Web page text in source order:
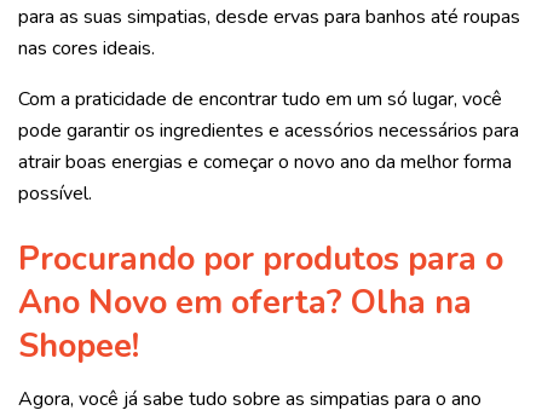
para as suas simpatias, desde ervas para banhos até roupas
nas cores ideais.
Com a praticidade de encontrar tudo em um só lugar, você
pode garantir os ingredientes e acessórios necessários para
atrair boas energias e começar o novo ano da melhor forma
possível.
Procurando por produtos para o
Ano Novo em oferta? Olha na
Shopee!
Agora, você já sabe tudo sobre as simpatias para o ano